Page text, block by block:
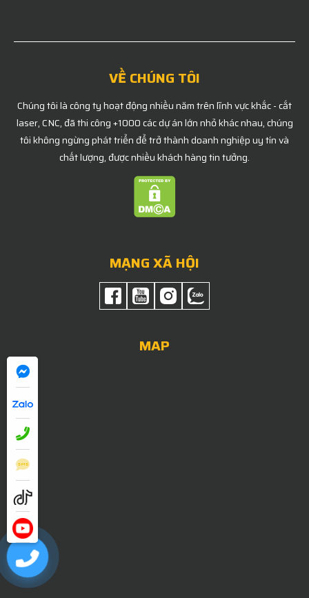
VỀ CHÚNG TÔI
Chúng tôi là công ty hoạt động nhiều năm trên lĩnh vực khắc - cắt
laser, CNC, đã thi công +1000 các dự án lớn nhỏ khác nhau, chúng
tôi không ngừng phát triển để trở thành doanh nghiệp uy tín và
chất lượng, được nhiều khách hàng tin tưởng.
MẠNG XÃ HỘI
MAP
0909052838